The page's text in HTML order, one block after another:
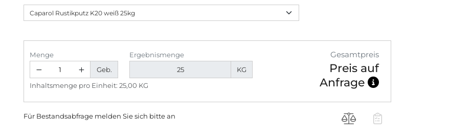
Menge
Geb.
Ergebnismenge
KG
Inhaltsmenge pro Einheit: 25,00 KG
Gesamtpreis
Preis auf
Anfrage
Für Bestandsabfrage melden Sie sich bittean